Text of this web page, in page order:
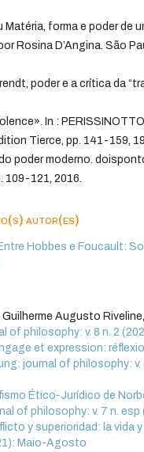
Matéria, forma e poder de
Rosina D’Angina. São
poder e a crítica da
In :
Tierce, pp. 141-159,
poder moderno.
109-121, 2016.
autor(es)
Hobbes e Foucault:
Augusto
of philosophy: v. 8 n. 2
et expression:
journal of philosophy: v.
Ético-Jurídico de
of philosophy: v. 7 n.
y superioridad: la vida
Maio-Agosto